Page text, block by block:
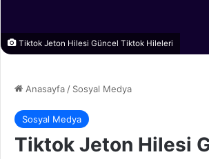
Tiktok Jeton Hilesi Güncel Tiktok Hileleri
Anasayfa/ Sosyal Medya
Sosyal Medya
Tiktok Jeton Hilesi